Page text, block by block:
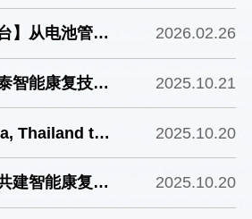
才培养深化
】从电池管理
刷新科研“进
2026.02.26
智能康复技术
在沪举行
2025.10.21
Thailand to
in
2025.10.20
建智能康复国
智能康复新纪
2025.10.20